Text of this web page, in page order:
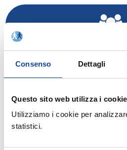
Consenso Dettagli
Questo sito web utilizza i cookie
Utilizziamo i cookie per
statistici.
Rinnovo adesione Soci
Relatore:
FASANO Paolo- Esperto